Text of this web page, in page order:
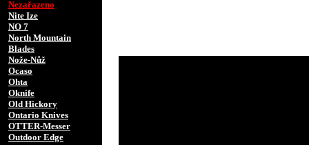
Nezařazeno
Nite Ize
NO 7
North Mountain
Blades
Nože-Nůž
Ocaso
Ohta
Oknife
Old Hickory
Ontario Knives
OTTER-Messer
Outdoor Edge